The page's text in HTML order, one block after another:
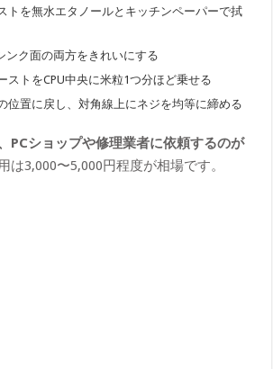
トを無水エタノールとキッチンペーパーで拭
ンク面の両方をきれいにする
ストをCPU中央に米粒1つ分ほど乗せる
位置に戻し、対角線上にネジを均等に締める
PCショップや修理業者に依頼するのが
は3,000〜5,000円程度が相場です。